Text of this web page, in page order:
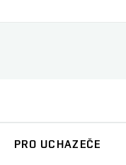
PRO UCHAZEČE